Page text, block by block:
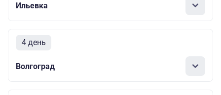
Ильевка
4 день
Волгоград